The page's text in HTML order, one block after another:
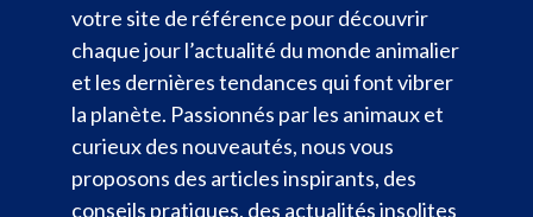
votre site de référence pour découvrir
chaque jour l’actualité du monde animalier
et les dernières tendances qui font vibrer
la planète. Passionnés par les animaux et
curieux des nouveautés, nous vous
proposons des articles inspirants, des
conseils pratiques, des actualités insolites